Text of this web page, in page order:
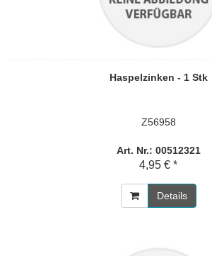
Haspelzinken - 1 Stk
Z56958
Art. Nr.: 00512321
4,95 € *
Details